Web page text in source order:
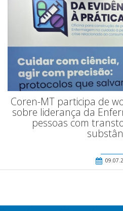
Coren-MT participa de
sobre liderança da
pessoas com